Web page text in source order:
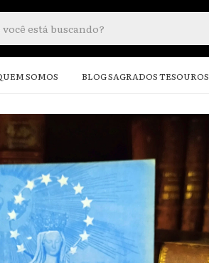
SOMOS BLOG SAGRADOS TESOUROS